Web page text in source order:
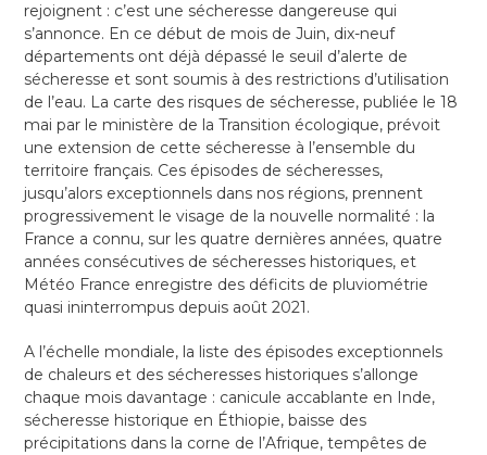
rejoignent : c’est une sécheresse dangereuse qui
s’annonce. En ce début de mois de Juin, dix-neuf
départements ont déjà dépassé le seuil d’alerte de
sécheresse et sont soumis à des restrictions d’utilisation
de l’eau. La carte des risques de sécheresse, publiée le 18
mai par le ministère de la Transition écologique, prévoit
une extension de cette sécheresse à l’ensemble du
territoire français. Ces épisodes de sécheresses,
jusqu’alors exceptionnels dans nos régions, prennent
progressivement le visage de la nouvelle normalité : la
France a connu, sur les quatre dernières années, quatre
années consécutives de sécheresses historiques, et
Météo France enregistre des déficits de pluviométrie
quasi ininterrompus depuis août 2021.
A l’échelle mondiale, la liste des épisodes exceptionnels
de chaleurs et des sécheresses historiques s’allonge
chaque mois davantage : canicule accablante en Inde,
sécheresse historique en Éthiopie, baisse des
précipitations dans la corne de l’Afrique, tempêtes de